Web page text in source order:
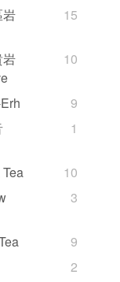
15
10
9
1
10
3
9
2